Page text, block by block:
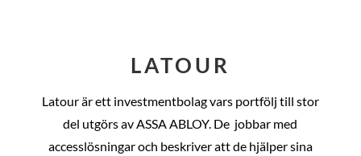
LATOUR
Latour är ett investmentbolag vars portfölj till stor
del utgörs av ASSA ABLOY. De jobbar med
accesslösningar och beskriver att de hjälper sina